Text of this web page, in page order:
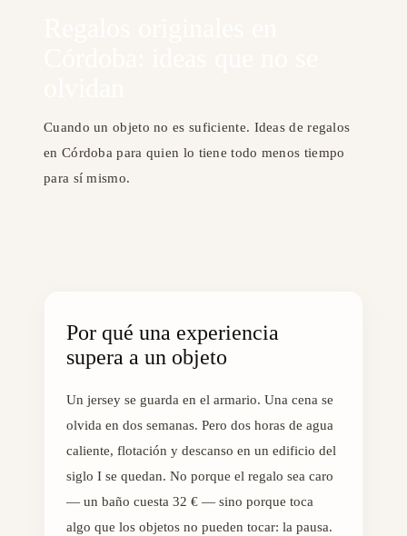
Cuando un objeto no es suficiente. Ideas de regalos
en Córdoba para quien lo tiene todo menos tiempo
para sí mismo.
Por qué una experiencia
supera a un objeto
Un jersey se guarda en el armario. Una cena se
olvida en dos semanas. Pero dos horas de agua
caliente, flotación y descanso en un edificio del
siglo I se quedan. No porque el regalo sea caro
— un baño cuesta 32 € — sino porque toca
algo que los objetos no pueden tocar: la pausa.